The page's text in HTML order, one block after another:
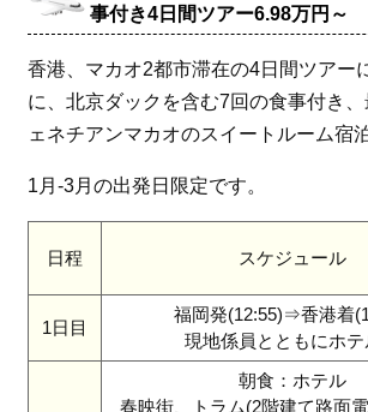
事付き4日間ツアー6.98万円～
香港、マカオ2都市滞在の4日間ツアー
に、北京ダックを含む7回の食事付き
ェネチアンマカオのスイートルーム宿
1月-3月の出発日限定です。
日程 スケジュール
1日目
福岡発(12:55)⇒香港着
現地係員とともにホテ
朝食：ホテル
春映街、トラム(2階建て路面